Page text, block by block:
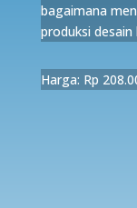
bagaimana
produksi desain
Harga: Rp